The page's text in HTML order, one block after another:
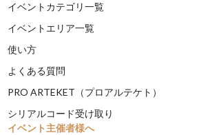
イベントカテゴリ一覧
イベントエリア一覧
使い方
よくある質問
PRO ARTEKET（プロアルテケト）
シリアルコード受け取り
イベント主催者様へ